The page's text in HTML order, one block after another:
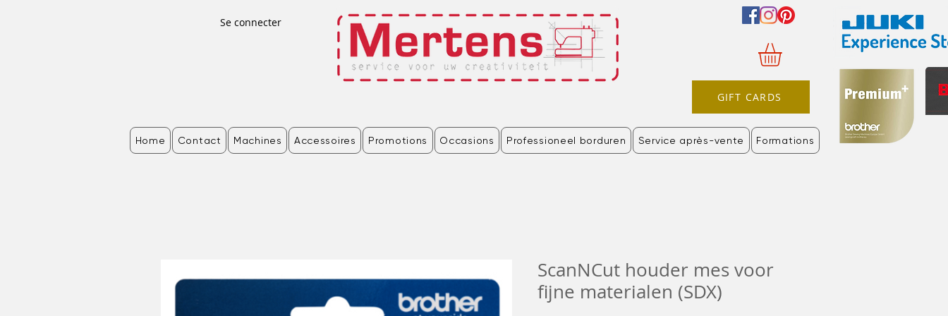
Se connecter
GIFT CARDS
Home Contact Machines Accessoires Promotions Occasions Professioneel borduren Service après-vente Formations
ScanNCut houder mes voor
fijne materialen (SDX)